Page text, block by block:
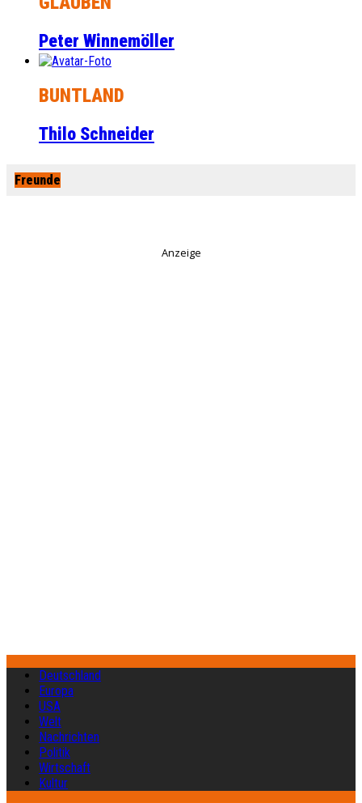
Peter Winnemöller
BUNTLAND
Thilo Schneider
Freunde
Anzeige
Deutschland
Europa
USA
Welt
Nachrichten
Politik
Wirtschaft
Kultur